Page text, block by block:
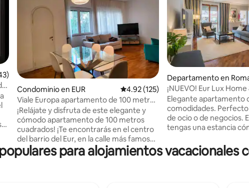
promedio: 4.96 de 5; 143 evaluaciones
Condominio en EUR Calificación promedio: 4.92 de 5; 125
4.92 (125)
Viale Europa apartamento de 100 metros
cuadrados en Roma Eur Centro
¡Relájate y disfruta de este elegante y
cómodo apartamento de 100 metros
cuadrados! ¡Te encontrarás en el centro
del barrio del Eur, en la calle más famosa:
viale Europa! El apartamento es
silencioso y tranquilo y al mismo tiempo
Departamento en
¡NUEVO! Eur Lux
Elegante apartamento
comodidades.
de ocio o de negocios.
tengas una estancia
gran espacio de
lograr tus objetivos
para alojamientos vacacionales